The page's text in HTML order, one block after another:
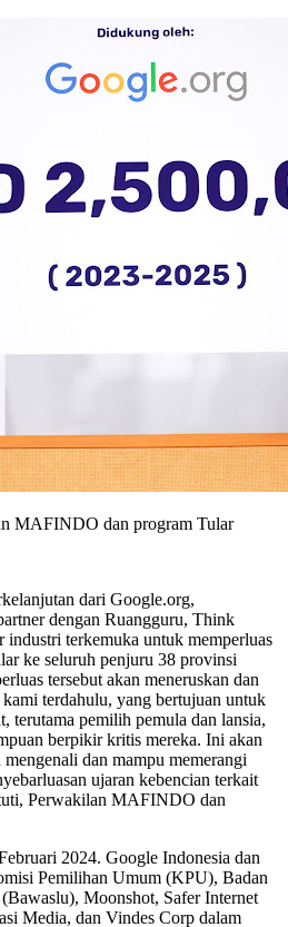
MAFINDO dan program Tular
dari Google.org,
dengan Ruangguru, Think
industri terkemuka untuk memperluas
ke seluruh penjuru 38 provinsi
tersebut akan meneruskan dan
terdahulu, yang bertujuan untuk
terutama pemilih pemula dan lansia,
berpikir kritis mereka. Ini akan
dan mampu memerangi
ujaran kebencian terkait
Perwakilan MAFINDO dan
2024. Google Indonesia dan
Pemilihan Umum (KPU), Badan
Moonshot, Safer Internet
Media, dan Vindes Corp dalam